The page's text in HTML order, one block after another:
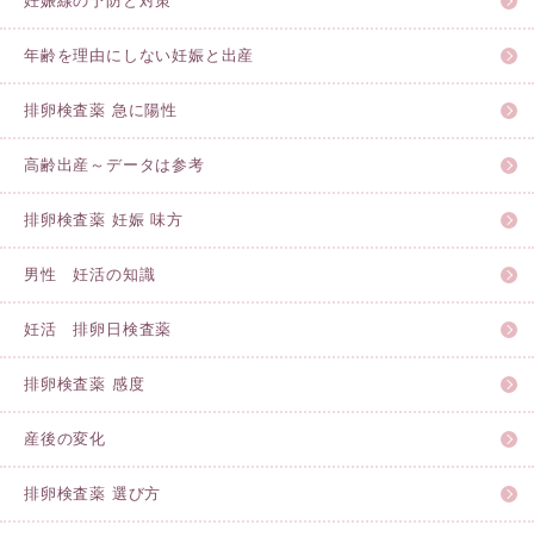
年齢を理由にしない妊娠と出産
排卵検査薬 急に陽性
高齢出産～データは参考
排卵検査薬 妊娠 味方
男性 妊活の知識
妊活 排卵日検査薬
排卵検査薬 感度
産後の変化
排卵検査薬 選び方